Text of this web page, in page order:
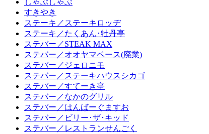
しゃぶしゃぶ
すきやき
ステーキ／ステーキロッヂ
ステーキ／たくあん･牡丹亭
ステバー／STEAK MAX
ステバー／オオヤマベース(廃業)
ステバー／ジェロニモ
ステバー／ステーキハウスシカゴ
ステバー／すてーき亭
ステバー／なかのグリル
ステバー／はんばーぐますお
ステバー／ビリー･ザ･キッド
ステバー／レストランせんごく